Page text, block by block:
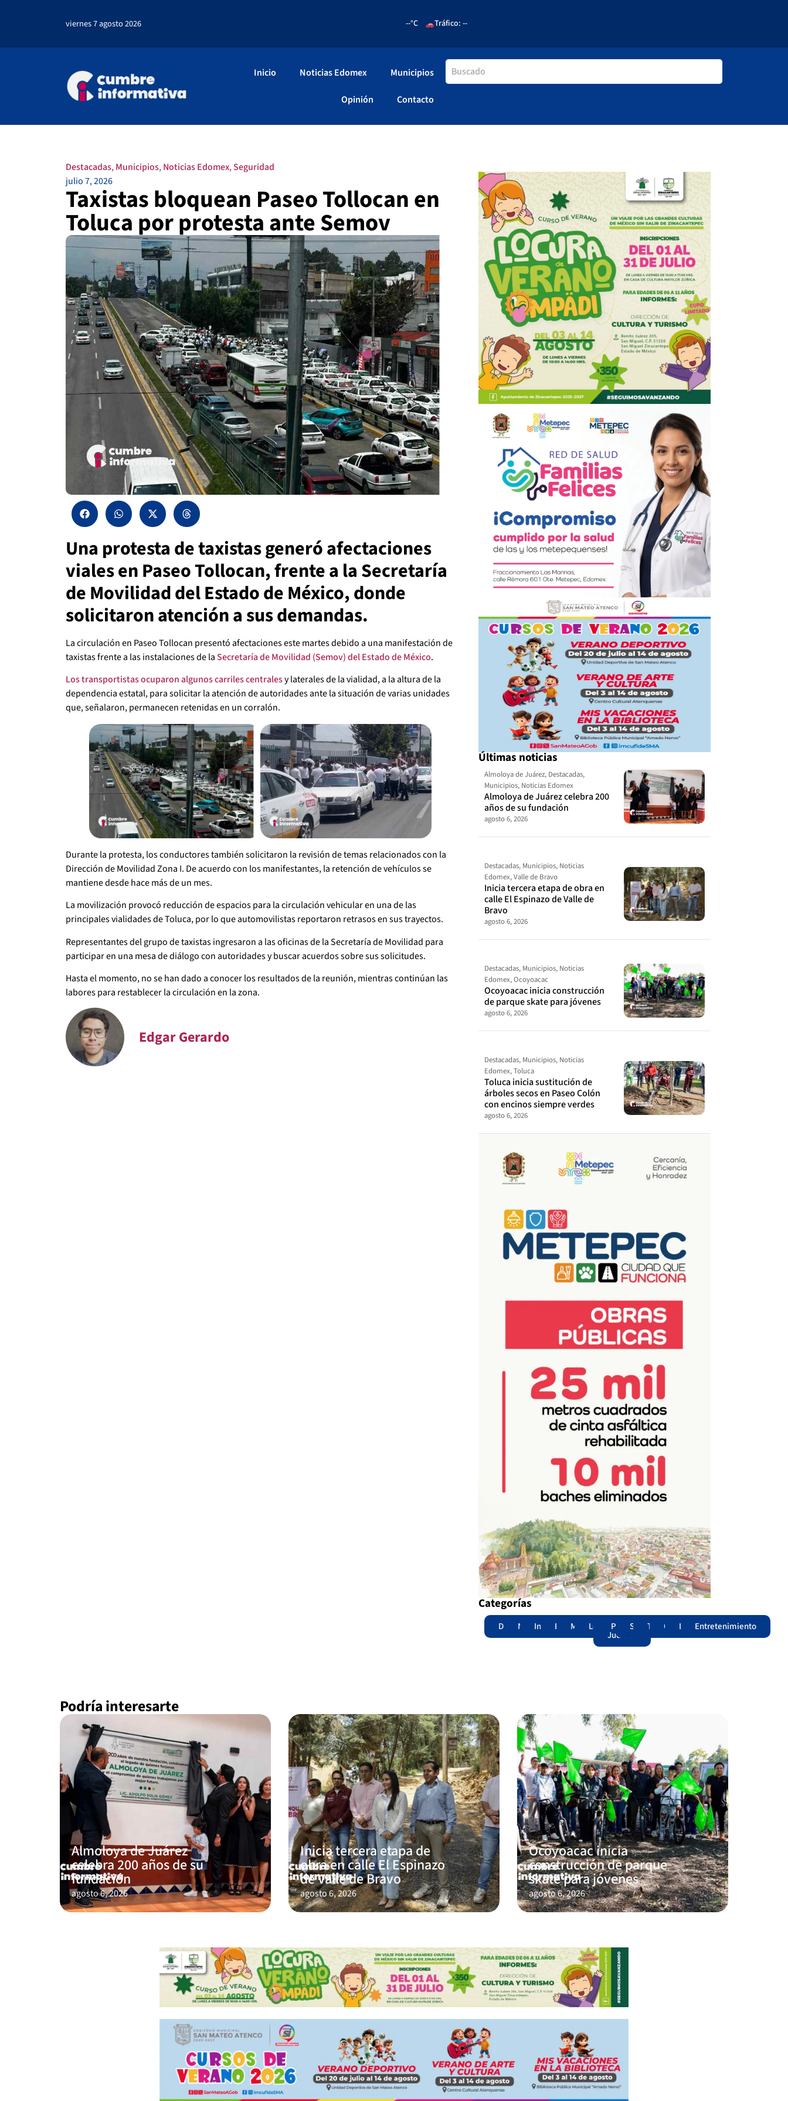
viernes 7 agosto 2026 --°C Tráfico: --
Inicio Noticias Edomex Municipios
Opinión Contacto
Destacadas,Municipios,Noticias Edomex,Seguridad
julio 7, 2026
Taxistas bloquean Paseo Tollocan en
Toluca por protesta ante Semov
Una protesta de taxistas generó afectaciones
viales en Paseo Tollocan, frente a la Secretaría
de Movilidad del Estado de México, donde
solicitaron atención a sus demandas.
La circulación en Paseo Tollocan presentó afectaciones este martes debido a una manifestación de
taxistas frente a las instalaciones de laSecretaría de Movilidad (Semov) del Estado de México.
Los transportistas ocuparon algunos carriles centralesy laterales de la vialidad, a la altura de la
dependencia estatal, para solicitar la atención de autoridades ante la situación de varias unidades
que, señalaron, permanecen retenidas en un corralón.
Durante la protesta, los conductores también solicitaron la revisión de temas relacionados con la
Dirección de Movilidad Zona I. De acuerdo con los manifestantes, la retención de vehículos se
mantiene desde hace más de un mes.
La movilización provocó reducción de espacios para la circulación vehicular en una de las
principales vialidades de Toluca, por lo que automovilistas reportaron retrasos en sus trayectos.
Representantes del grupo de taxistas ingresaron a las oficinas de la Secretaría de Movilidad para
participar en una mesa de diálogo con autoridades y buscar acuerdos sobre sus solicitudes.
Hasta el momento, no se han dado a conocer los resultados de la reunión, mientras continúan las
labores para restablecer la circulación en la zona.
Edgar Gerardo
Últimas noticias
Almoloya de Juárez, Destacadas,
Municipios, Noticias Edomex
Almoloya de Juárez celebra 200
años de su fundación
agosto 6, 2026
Destacadas, Municipios, Noticias
Edomex,Valle de Bravo
Inicia tercera etapa de obra en
calle El Espinazo de Valle de
Bravo
agosto 6, 2026
Destacadas, Municipios, Noticias
Edomex,Ocoyoacac
Ocoyoacac inicia construcción
de parque skate para jóvenes
agosto 6, 2026
Destacadas, Municipios, Noticias
Edomex,Toluca
Toluca inicia sustitución de
árboles secos en Paseo Colón
con encinos siempre verdes
agosto 6, 2026
Categorías
Destacadas
NacionalInternacional
EdomexMunicipiosLegislatura
Poder
Judicial
SeguridadTrámites
OpiniónLomitosEntretenimiento
Podría interesarte
Almoloya de Juárez
celebra 200 años de su
fundación
agosto 6, 2026
Inicia tercera etapa de
obra en calle El Espinazo
de Valle de Bravo
agosto 6, 2026
Ocoyoacac inicia
construcción de parque
skate para jóvenes
agosto 6, 2026